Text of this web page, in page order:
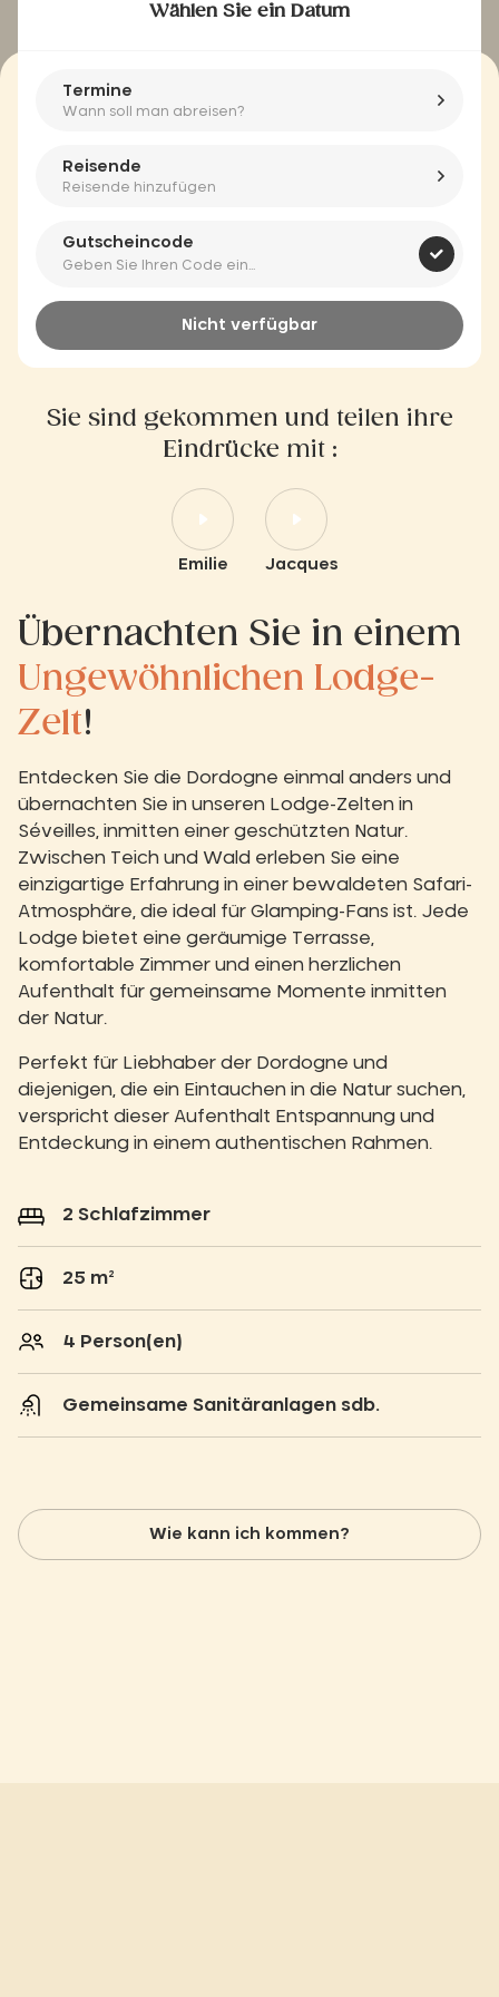
Wählen Sie ein Datum
Termine
Wann soll man abreisen?
Reisende
Reisende hinzufügen
Gutscheincode
Nicht verfügbar
Sie sind gekommen und teilen ihre
Eindrücke mit :
Emilie Jacques
Übernachten Sie in einem
Ungewöhnlichen Lodge-
Zelt!
Entdecken Sie die Dordogne einmal anders und
übernachten Sie in unseren Lodge-Zelten in
Séveilles, inmitten einer geschützten Natur.
Zwischen Teich und Wald erleben Sie eine
einzigartige Erfahrung in einer bewaldeten Safari-
Atmosphäre, die ideal für Glamping-Fans ist. Jede
Lodge bietet eine geräumige Terrasse,
komfortable Zimmer und einen herzlichen
Aufenthalt für gemeinsame Momente inmitten
der Natur.
Perfekt für Liebhaber der Dordogne und
diejenigen, die ein Eintauchen in die Natur suchen,
verspricht dieser Aufenthalt Entspannung und
Entdeckung in einem authentischen Rahmen.
2 Schlafzimmer
25 m²
4 Person(en)
Gemeinsame Sanitäranlagen sdb.
Wie kann ich kommen?